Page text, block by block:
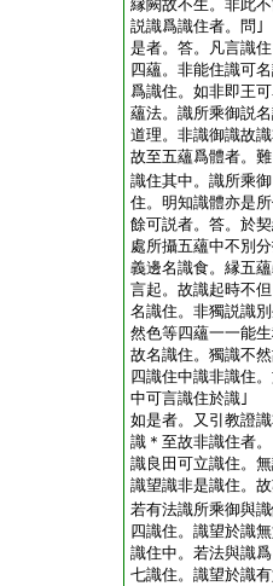
縁闕故不生。非
説識爲識住者。
是者。答。凡言識
四蘊。非能住識可
爲識住。如非即王
蘊法。識所乘御説
道理。非識御識
故至五蘊爲體者。
識住其中。識所乘
住。明知識體亦
餘可説者。答。於
處所攝五蘊中不別
義邊名識食。縁五
言起。故識起時不
名識住。非獨説識
然色等四蘊一一能
故名識住。獨識不
四識住中識非識住
中可言識住於識｣
如是者。又引教
識＊至故非識住者
識良田可立識住。
識望識非是識住。
若有法識所乘御與
四識住。識望於識
識住中。若法與識
七識住。識望於識